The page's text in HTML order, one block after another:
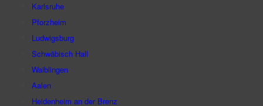
Karlsruhe
Pforzheim
Ludwigsburg
Schwäbisch Hall
Waiblingen
Aalen
Heidenheim an der Brenz